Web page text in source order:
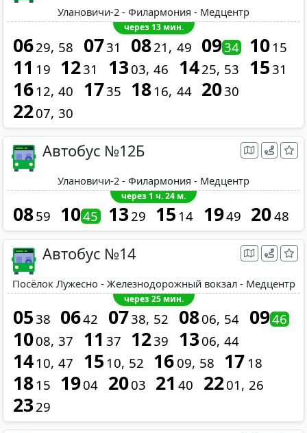
Улановичи-2 - Филармония - Медцентр
через 13 мин.
0629 58 0731 0821 49 0934 10 15
11 19 1231 1303 46 1425 53 1531
16 12 40 1735 18 16 44 2030
2207 30
Автобус №12Б
Улановичи-2 - Филармония - Медцентр
через 1 ч. 24 м.
0859 1045 1329 15 14 1949 2048
Автобус №14
Посёлок Лужесно - Железнодорожный вокзал - Медцентр
через 25 мин.
0538 0642 0738 52 0806 54 0946
1008 37 11 37 1239 1306 44
14 10 47 15 10 52 16 09 58 17 18
18 15 1904 2003 21 40 2201 26
2329